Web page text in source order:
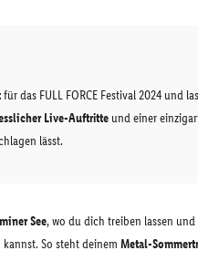
für das FULL FORCE Festival 2024 und
Live-Auftritte und einer
lässt.
See, wo du dich treiben lassen
So steht deinem Metal-